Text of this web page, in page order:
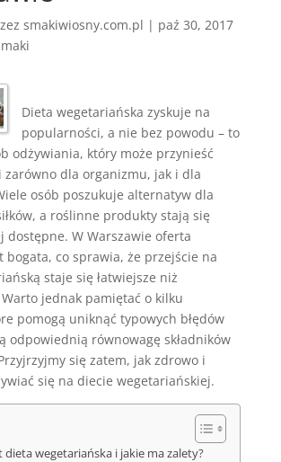
smakiwiosny.com.pl | paź 30, 2017
Dieta wegetariańska zyskuje na
popularności, a nie bez powodu – to
odżywiania, który może przynieść
zarówno dla organizmu, jak i dla
osób poszukuje alternatyw dla
a roślinne produkty stają się
dostępne. W Warszawie oferta
bogata, co sprawia, że przejście na
staje się łatwiejsze niż
jednak pamiętać o kilku
pomogą uniknąć typowych błędów
odpowiednią równowagę składników
się zatem, jak zdrowo i
się na diecie wegetariańskiej.
dieta wegetariańska i jakie ma zalety?